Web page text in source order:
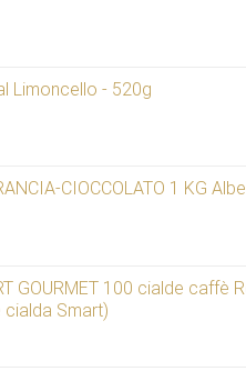
Limoncello - 520g
CIOCCOLATO 1 KG
GOURMET 100 cialde
Smart)